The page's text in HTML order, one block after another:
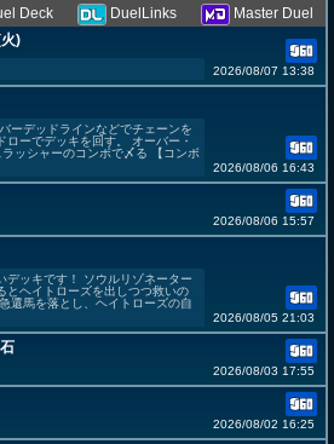
Deck DuelLinks
Master Duel
)
2026/08/07 13:38
ーデッドラインなどでチェーンを
ーでデッキを回す。 オーバー・
ッシャーのコンボで〆る 【コンボ
2026/08/06 16:43
2026/08/06 15:57
デッキです！ ソウルリゾネーター
とヘイトローズを出しつつ救いの
還馬を落とし、ヘイトローズの自
2026/08/05 21:03
2026/08/03 17:55
2026/08/02 16:25